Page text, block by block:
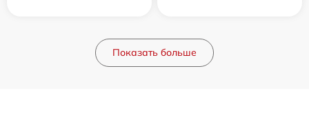
Показать больше